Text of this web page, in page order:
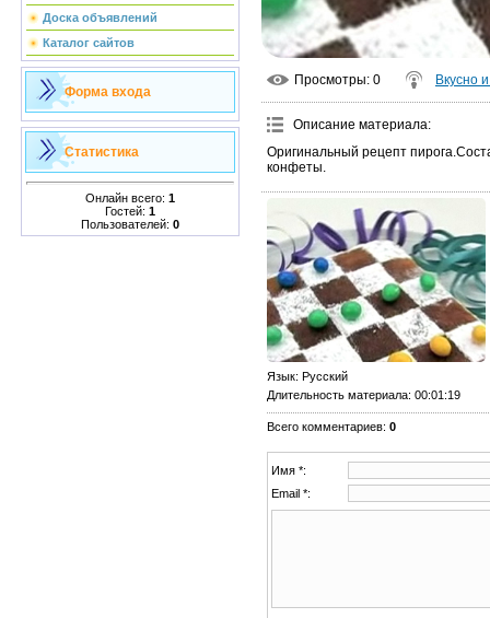
Доска объявлений
Каталог сайтов
Форма входа
Статистика
Онлайн всего: 1
Гостей: 1
Пользователей: 0
Просмотры: 0 Вкусно
Описание материала:
Оригинальный рецепт
конфеты.
Язык: Русский
Длительность материала: 00:01:19
Всего комментариев: 0
Имя *:
Email *: